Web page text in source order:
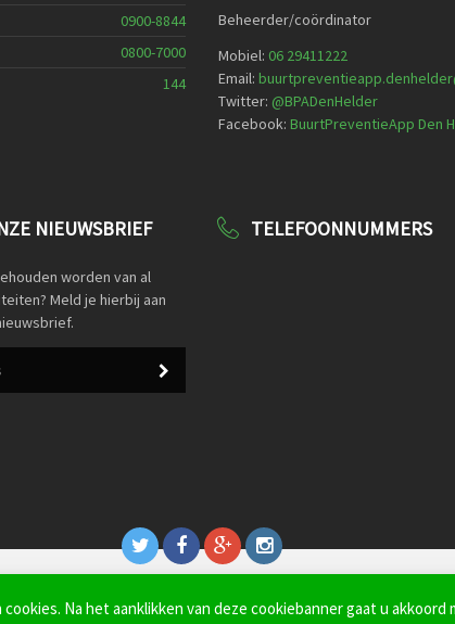
0900-8844
0800-7000
144
Beheerder/coördinator
Mobiel: 06 29411222
Email:
Twitter: @BPADenHelder
Facebook: BuurtPreventieApp Den
NIEUWSBRIEF
worden van al
Meld je hierbij aan
TELEFOONNUMMERS
Na het aanklikken van deze cookiebanner gaat u